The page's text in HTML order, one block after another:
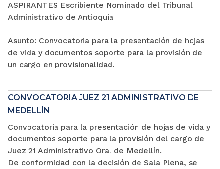
ASPIRANTES Escribiente Nominado del Tribunal
Administrativo de Antioquia
Asunto: Convocatoria para la presentación de hojas
de vida y documentos soporte para la provisión de
un cargo en provisionalidad.
CONVOCATORIA JUEZ 21 ADMINISTRATIVO DE
MEDELLÍN
Convocatoria para la presentación de hojas de vida y
documentos soporte para la provisión del cargo de
Juez 21 Administrativo Oral de Medellín.
De conformidad con la decisión de Sala Plena, se